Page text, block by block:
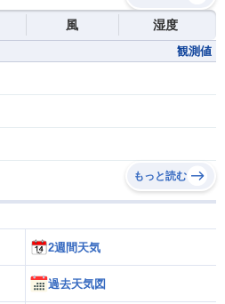
風 湿度
観測値
もっと読む
2週間天気
過去天気図